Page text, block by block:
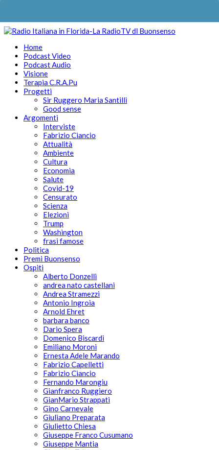
Home
Podcast Video
Podcast Audio
Visione
Terapia C.R.A.Pu
Progetti
Sir Ruggero Maria Santilli
Good sense
Argomenti
Interviste
Fabrizio Ciancio
Attualità
Ambiente
Cultura
Economia
Salute
Covid-19
Censurato
Scienza
Elezioni
Trump
Washington
frasi famose
Politica
Premi Buonsenso
Ospiti
Alberto Donzelli
andrea nato castellani
Andrea Stramezzi
Antonio Ingroia
Arnold Ehret
barbara banco
Dario Spera
Domenico Biscardi
Emiliano Moroni
Ernesta Adele Marando
Fabrizio Capelletti
Fabrizio Ciancio
Fernando Marongiu
Gianfranco Ruggiero
GianMario Strappati
Gino Carnevale
Giuliano Preparata
Giulietto Chiesa
Giuseppe Franco Cusumano
Giuseppe Mantia